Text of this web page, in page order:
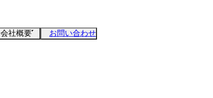
会社概要 お問い合わせ